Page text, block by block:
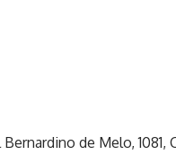
de Melo, 1081,